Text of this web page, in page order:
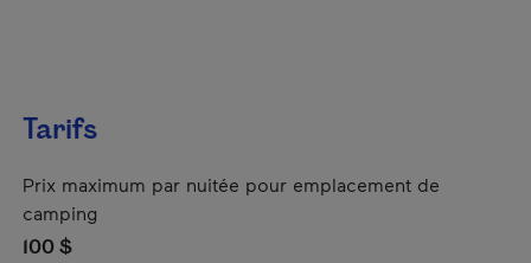
Tarifs
Prix maximum par nuitée pour emplacement de
camping
100 $